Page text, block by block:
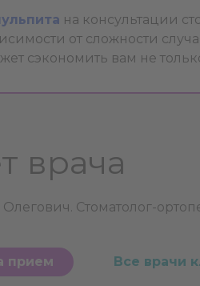
на консультации
от сложности
сэкономить вам не
врача
Стоматолог-
прием Все врачи